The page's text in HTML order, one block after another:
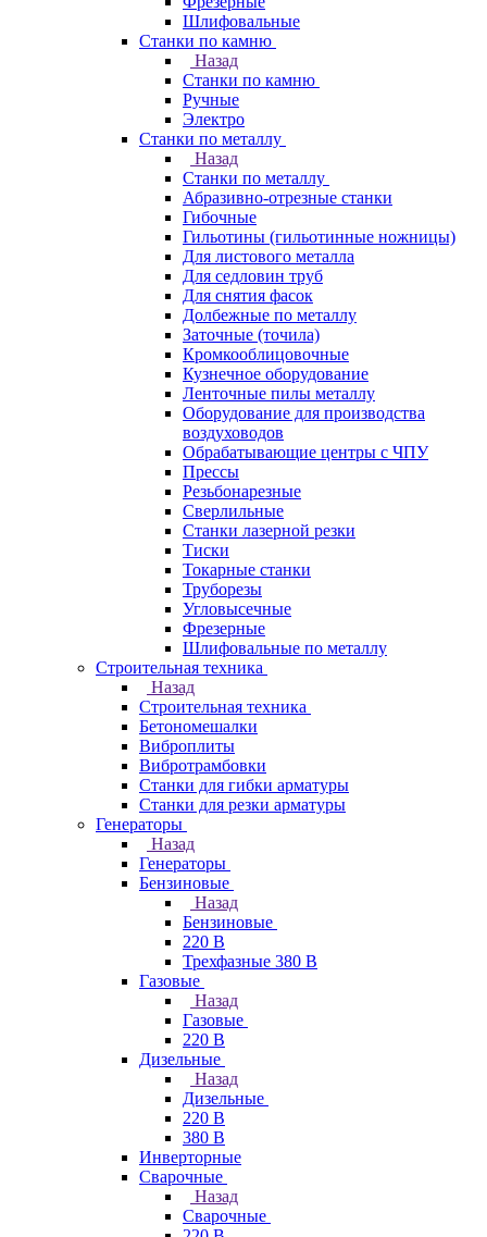
Шлифовальные
Станки по камню
Назад
Станки по камню
Ручные
Электро
Станки по металлу
Назад
Станки по металлу
Абразивно-отрезные станки
Гибочные
Гильотины (гильотинные ножницы)
Для листового металла
Для седловин труб
Для снятия фасок
Долбежные по металлу
Заточные (точила)
Кромкооблицовочные
Кузнечное оборудование
Ленточные пилы металлу
Оборудование для производства
воздуховодов
Обрабатывающие центры с ЧПУ
Прессы
Резьбонарезные
Сверлильные
Станки лазерной резки
Тиски
Токарные станки
Труборезы
Угловысечные
Фрезерные
Шлифовальные по металлу
Строительная техника
Назад
Строительная техника
Бетономешалки
Виброплиты
Вибротрамбовки
Станки для гибки арматуры
Станки для резки арматуры
Генераторы
Назад
Генераторы
Бензиновые
Назад
Бензиновые
220 В
Трехфазные 380 В
Газовые
Назад
Газовые
220 В
Дизельные
Назад
Дизельные
220 В
380 В
Инверторные
Сварочные
Назад
Сварочные